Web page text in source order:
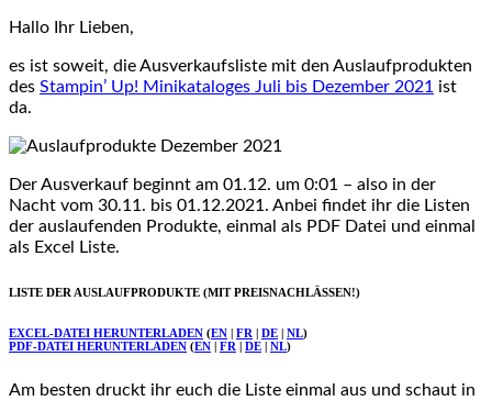
Hallo Ihr Lieben,
es ist soweit, die Ausverkaufsliste mit den Auslaufprodukten
des Stampin’ Up! Minikataloges Juli bis Dezember 2021 ist
da.
Der Ausverkauf beginnt am 01.12. um 0:01 – also in der
Nacht vom 30.11. bis 01.12.2021. Anbei findet ihr die Listen
der auslaufenden Produkte, einmal als PDF Datei und einmal
als Excel Liste.
LISTE DER AUSLAUFPRODUKTE (MIT PREISNACHLÄSSEN!)
EXCEL-DATEI HERUNTERLADEN (EN | FR | DE | NL)
PDF-DATEI HERUNTERLADEN (EN | FR | DE | NL)
Am besten druckt ihr euch die Liste einmal aus und schaut in